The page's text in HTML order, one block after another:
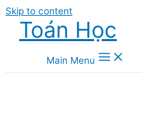
Skip to content
Toán Học
Main Menu